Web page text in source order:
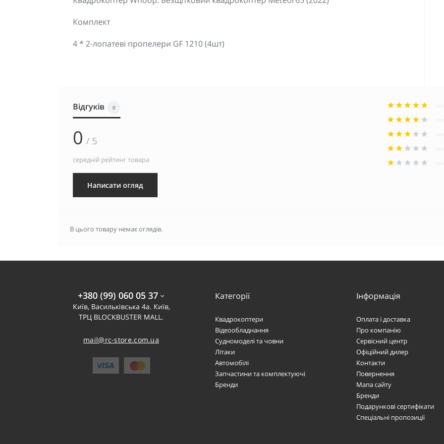
Комплект
4 * 2-лопатеві пропелери GF 1210 (4шт)
Відгуків 0
0 / 5
середній рейтинг товара
Написати огляд
В цього товару немає оглядів.
+380 (99) 060 05 37
Київ, Васильківська 4а. Київ,
ТРЦ BLOCKBUSTER MALL.
mail@rc-store.com.ua
Категорії
Квадрокоптери
Відеообладнання
Судномоделі та човни
Літаки
Автомобілі
Запчастини та комплектуючі
Бренди
Інформація
Оплата і доставка
Про компанію
Сервісний центр
Офіційний дилер
Контакти
Повернення
Мапа сайту
Бренди
Подарункові сертифікати
Спеціальні пропозиції